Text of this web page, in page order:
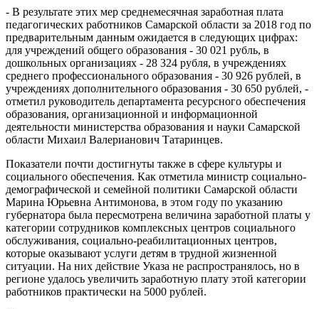
- В результате этих мер среднемесячная заработная плата
педагогических работников Самарской области за 2018 год по
предварительным данным ожидается в следующих цифрах:
для учреждений общего образования - 30 021 рубль, в
дошкольных организациях - 28 324 рубля, в учреждениях
среднего профессионального образования - 30 926 рублей, в
учреждениях дополнительного образования - 30 650 рублей, -
отметил руководитель департамента ресурсного обеспечения
образования, организационной и информационной
деятельности министерства образования и науки Самарской
области Михаил Валерианович Татаринцев.
Показатели почти достигнуты также в сфере культуры и
социального обеспечения. Как отметила министр социально-
демографической и семейной политики Самарской области
Марина Юрьевна Антимонова, в этом году по указанию
губернатора была пересмотрена величина заработной платы у
категории сотрудников комплексных центров социального
обслуживания, социально-реабилитационных центров,
которые оказывают услуги детям в трудной жизненной
ситуации. На них действие Указа не распространялось, но в
регионе удалось увеличить заработную плату этой категории
работников практически на 5000 рублей.